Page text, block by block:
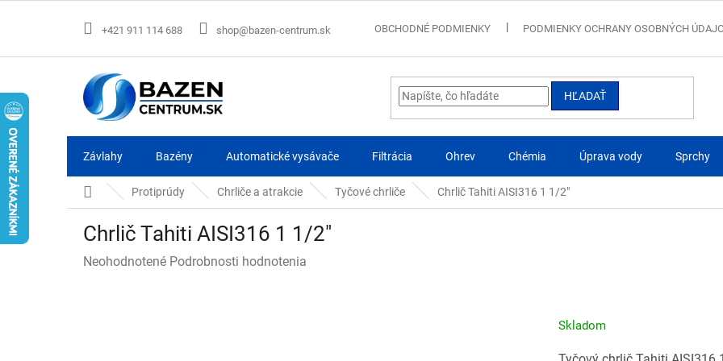
+421 911 114 688 shop@bazen-centrum.sk OBCHODNÉ PODMIENKY PODMIENKY OCHRANY OSOBNÝCH
HĽADAŤ
Závlahy Bazény Automatické vysávače Filtrácia Ohrev Chémia Úprava vody Sprchy
DomovProtiprúdy Chrliče a atrakcie Tyčové chrliče Chrlič Tahiti AISI316 1 1/2"
Chrlič Tahiti AISI316 1 1/2"
Priemerné
Neohodnotené Podrobnosti hodnotenia
Skladom